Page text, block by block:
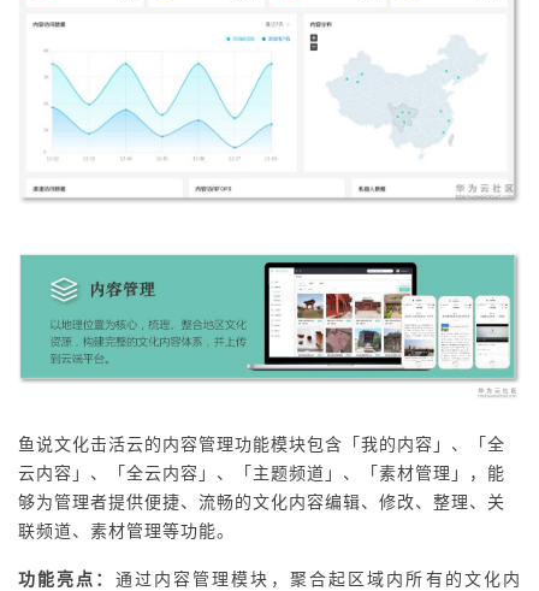
鱼说文化击活云的内容管理功能模块包含「我的内容」、「全
云内容」、「全云内容」、「主题频道」、「素材管理」，能
够为管理者提供便捷、流畅的文化内容编辑、修改、整理、关
联频道、素材管理等功能。
功能亮点： 通过内容管理模块，聚合起区域内所有的文化内